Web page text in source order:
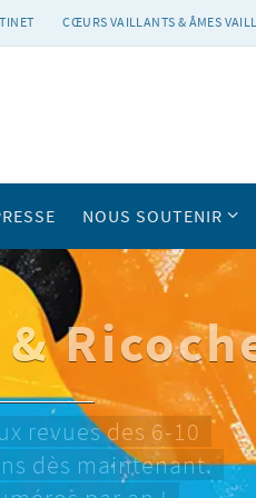
CŒURS VAILLANTS & ÂMES
NOUS SOUTENIR
revues des 6-10